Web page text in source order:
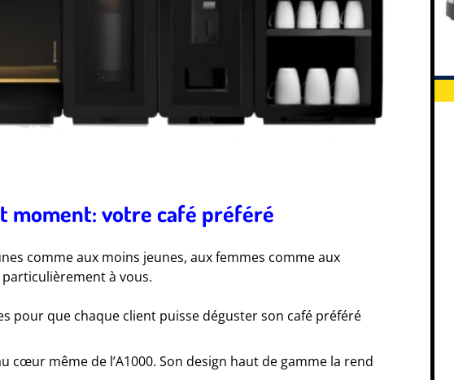
moment: votre café préféré
comme aux moins jeunes, aux femmes comme aux
à vous.
pour que chaque client puisse déguster son café préféré
cœur même de l’A1000. Son design haut de gamme la rend